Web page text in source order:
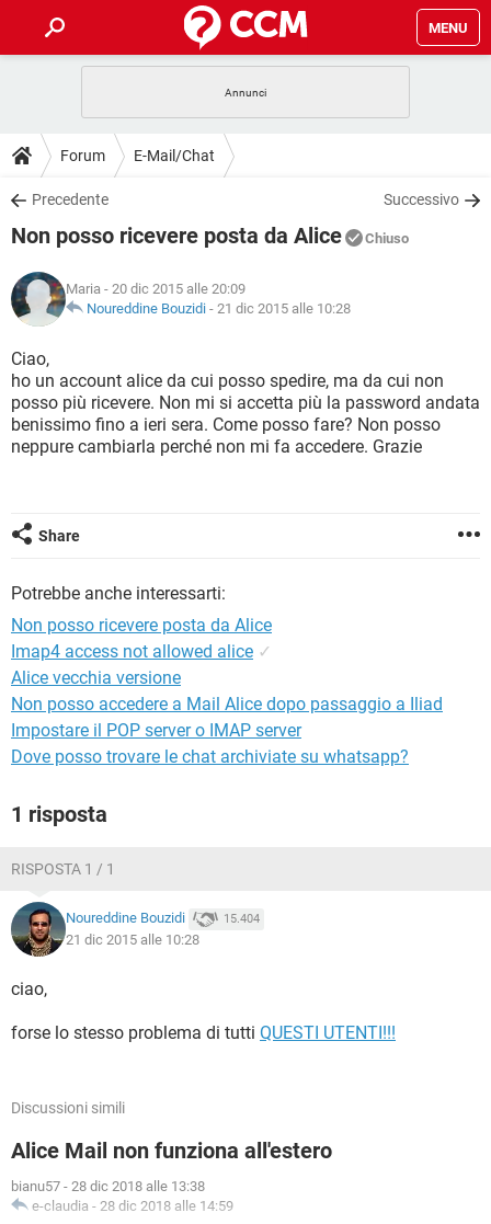
MENU
INTRATTENIMENTO
iOS
INSTAGRAM WHATSAPP
TIKTOK
HARDWARE
GUIDE
COVID-19
INSTAGRAM
TIKTOK
HARDWARE
DOWNLOAD
COVID-19 GAMING
INTRATTENIMENTO
iOS WINDOWS 10
INSTAGRAM
TIKTOK FACEBOOK
HARDWARE
FORUM
COVID-19
INTRATTENIMENTO
iOS
INSTAGRAM WHATSAPP
TIKTOK FACEBOOK
GLOSSARIO
COVID-19
INTRATTENIMENTO ANDROID
iOS WINDOWS 10
INSTAGRAM
HARDWARE
Forum E-Mail/Chat
Precedente Successivo
Non posso ricevere posta da Alice Chiuso
Maria - 20 dic 2015 alle 20:09
Noureddine Bouzidi - 21 dic 2015 alle 10:28
Ciao,
ho un account alice da cui posso spedire, ma da cui non
posso più ricevere. Non mi si accetta più la password andata
benissimo fino a ieri sera. Come posso fare? Non posso
neppure cambiarla perché non mi fa accedere. Grazie
Share
Potrebbe anche interessarti:
Non posso ricevere posta da Alice
Imap4 access not allowed alice ✓
Alice vecchia versione
Non posso accedere a Mail Alice dopo passaggio a Iliad
Impostare il POP server o IMAP server
Dove posso trovare le chat archiviate su whatsapp?
1 risposta
RISPOSTA 1 / 1
Noureddine Bouzidi 15.404
21 dic 2015 alle 10:28
ciao,
forse lo stesso problema di tutti QUESTI UTENTI!!!
Discussioni simili
Alice Mail non funziona all'estero
bianu57 - 28 dic 2018 alle 13:38
e-claudia - 28 dic 2018 alle 14:59